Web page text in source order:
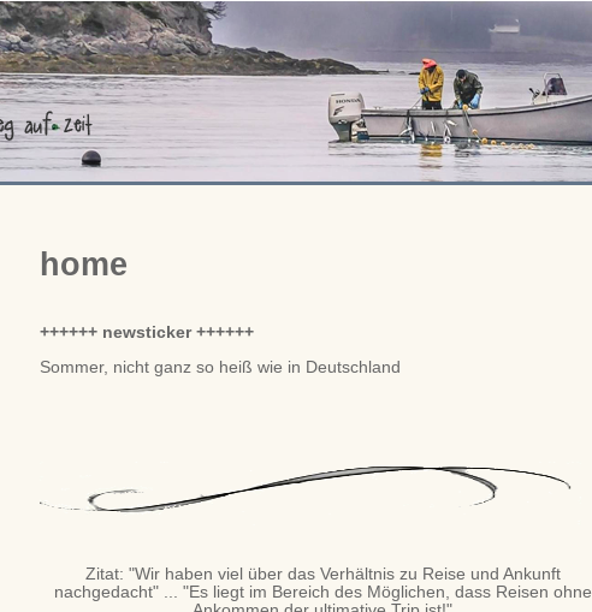
home
++++++ newsticker ++++++
Sommer, nicht ganz so heiß wie in Deutschland
Zitat: "Wir haben viel über das Verhältnis zu Reise und Ankunft
nachgedacht" ... "Es liegt im Bereich des Möglichen, dass Reisen ohne